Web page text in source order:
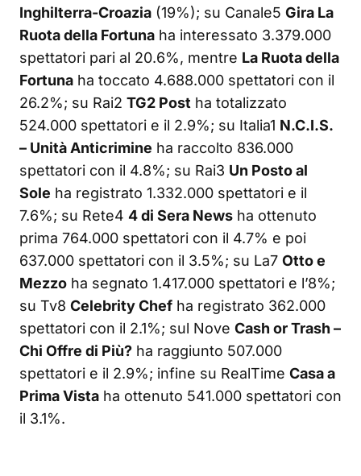
Inghilterra-Croazia (19%); su Canale5 Gira La
Ruota della Fortuna ha interessato 3.379.000
spettatori pari al 20.6%, mentre La Ruota della
Fortuna ha toccato 4.688.000 spettatori con il
26.2%; su Rai2 TG2 Post ha totalizzato
524.000 spettatori e il 2.9%; su Italia1 N.C.I.S.
– Unità Anticrimine ha raccolto 836.000
spettatori con il 4.8%; su Rai3 Un Posto al
Sole ha registrato 1.332.000 spettatori e il
7.6%; su Rete4 4 di Sera News ha ottenuto
prima 764.000 spettatori con il 4.7% e poi
637.000 spettatori con il 3.5%; su La7 Otto e
Mezzo ha segnato 1.417.000 spettatori e l’8%;
su Tv8 Celebrity Chef ha registrato 362.000
spettatori con il 2.1%; sul Nove Cash or Trash –
Chi Offre di Più? ha raggiunto 507.000
spettatori e il 2.9%; infine su RealTime Casa a
Prima Vista ha ottenuto 541.000 spettatori con
il 3.1%.